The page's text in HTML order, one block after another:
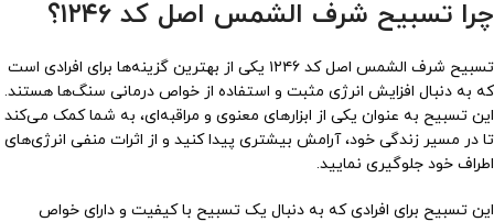
چرا تسبیح شرف الشمس اصل کد ۱۲۴۶؟
تسبیح شرف الشمس اصل کد ۱۲۴۶ یکی از بهترین گزینه‌ها برای افرادی است
که به دنبال افزایش انرژی مثبت و استفاده از خواص درمانی سنگ‌ها هستند.
این تسبیح به عنوان یکی از ابزارهای معنوی و مراقبه‌ای، به شما کمک می‌کند
تا در مسیر زندگی خود، آرامش بیشتری پیدا کنید و از اثرات منفی انرژی‌های
اطراف خود جلوگیری نمایید.
این تسبیح برای افرادی که به دنبال یک تسبیح با کیفیت و دارای خواص